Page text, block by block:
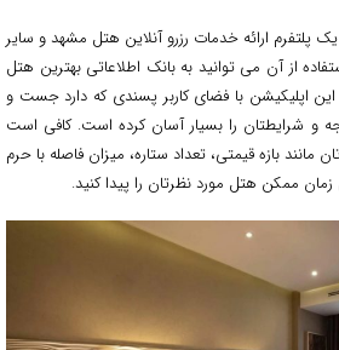
ارائه خدمات رزرو آنلاین هتل مشهد و سایر
از آن می توانید به بانک اطلاعاتی بهترین هتل
اپلیکیشن با فضای کاربر پسندی که دارد جست و
و شرایطتان را بسیار آسان کرده است. کافی است
بازه قیمتی، تعداد ستاره، میزان فاصله با حرم
ممکن هتل مورد نظرتان را پیدا کنید.